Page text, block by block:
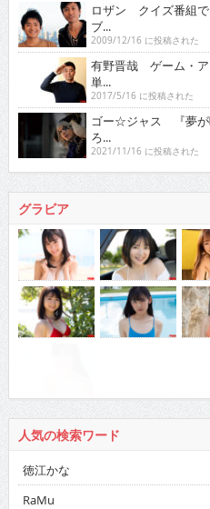
ロザン クイズ番組で
ブ...
2009/12/16 に投稿された
有野晋哉 ゲーム・ア
単...
2017/5/16 に投稿された
ゴー☆ジャス 『夢が
ろ...
2021/11/16 に投稿された
グラビア
人気の検索ワード
徳江かな
RaMu